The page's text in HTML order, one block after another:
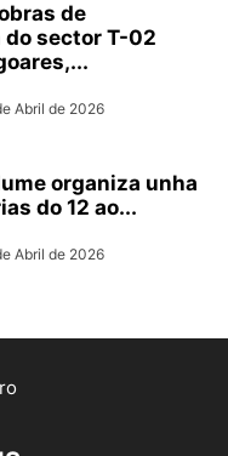
de
sector T-02
Abril de 2026
organiza unha
do 12 ao...
Abril de 2026